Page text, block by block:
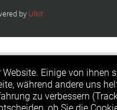
by Ulkit
Einige von ihnen
während andere uns
zu verbessern